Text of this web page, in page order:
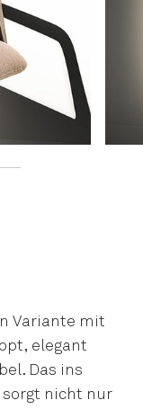
Variante mit
elegant
Das ins
nicht nur